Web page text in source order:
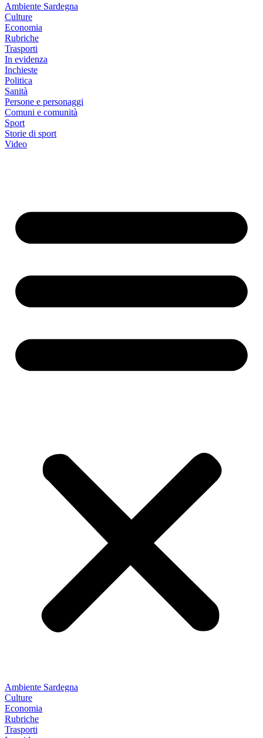
Ambiente Sardegna
Culture
Economia
Rubriche
Trasporti
In evidenza
Inchieste
Politica
Sanità
Persone e personaggi
Comuni e comunità
Sport
Storie di sport
Video
Ambiente Sardegna
Culture
Economia
Rubriche
Trasporti